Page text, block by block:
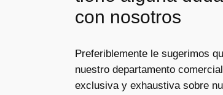
con nosotros
Preferiblemente le sugerimos
nuestro departamento
exclusiva y exhaustiva sobre